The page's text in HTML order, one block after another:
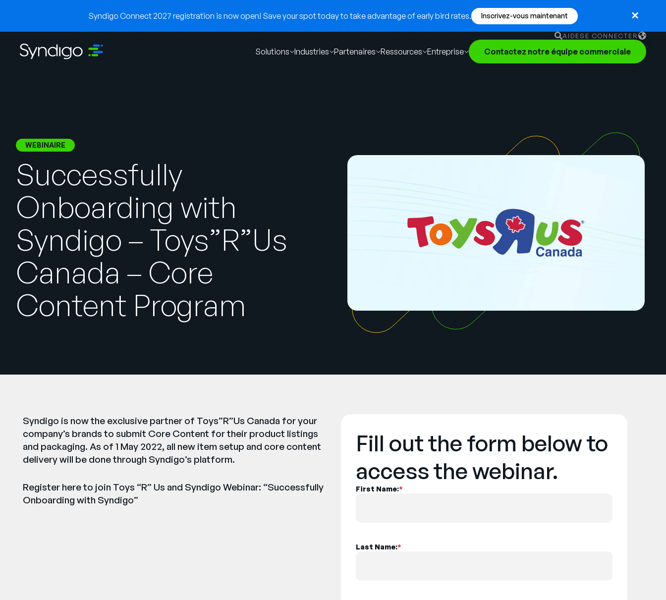
Syndigo Connect 2027 registration is now open! Save your spot today to take advantage of early bird rates. Inscrivez-vous maintenant
AIDESE CONNECTER
English
German
Solutions Industries Partenaires Ressources Entreprise Contactez notre équipe commerciale
WEBINAIRE
Successfully
Onboarding with
Syndigo – Toys”R”Us
Canada – Core
Content Program
Syndigo is now the exclusive partner of Toys”R”Us Canada for your
company’s brands to submit Core Content for their product listings
and packaging. As of 1 May 2022, all new item setup and core content
delivery will be done through Syndigo’s platform.
Register here to join Toys “R” Us and Syndigo Webinar: “Successfully
Onboarding with Syndigo”
Fill out the form below to
access the webinar.
*
First Name:
*
Last Name: